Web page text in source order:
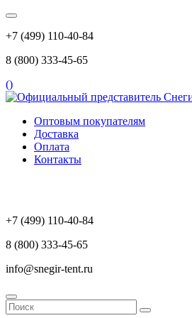
+7 (499) 110-40-84
8 (800) 333-45-65
()
Оптовым покупателям
Доставка
Оплата
Контакты
+7 (499) 110-40-84
8 (800) 333-45-65
info@snegir-tent.ru